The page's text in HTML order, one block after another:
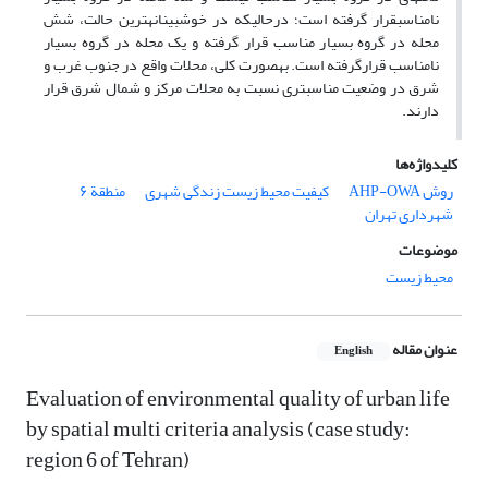
نامناسبقرار گرفته است؛ درحالی‏که در خوش‏بینانه‏ترین حالت، شش
محله در گروه بسیار مناسب قرار گرفته و یک محله در گروه بسیار
نامناسب قرارگرفته است. به‏صورت کلی، محلات واقع در جنوب غرب و
شرق در وضعیت مناسب‏تری نسبت به محلات مرکز و شمال شرق قرار
دارند.
کلیدواژه‌ها
روش AHP-OWA
کیفیت محیط ‏زیست زندگی شهری منطقة ۶
شهرداری تهران
موضوعات
محیط زیست
عنوان مقاله English
Evaluation of environmental quality of urban life
by spatial multi criteria analysis (case study:
region 6 of Tehran)